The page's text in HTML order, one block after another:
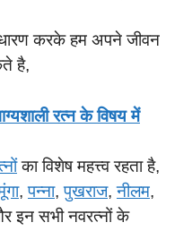
करके हम अपने जीवन
है,
रत्न के विषय में
का विशेष महत्त्व रहता है,
,पन्ना,पुखराज,नीलम,
इन सभी नवरत्नों के